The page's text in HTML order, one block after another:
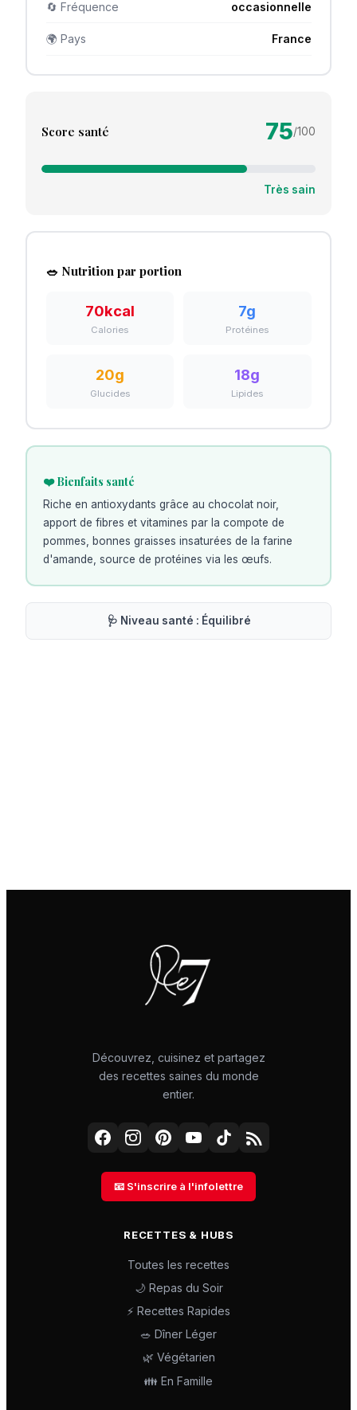
🔄 Fréquence occasionnelle
🌍 Pays France
Score santé 75/100
Très sain
🥗 Nutrition par portion
70kcal
Calories
7g
Protéines
20g
Glucides
18g
Lipides
❤️ Bienfaits santé
Riche en antioxydants grâce au chocolat noir,
apport de fibres et vitamines par la compote de
pommes, bonnes graisses insaturées de la farine
d'amande, source de protéines via les œufs.
🩺 Niveau santé : Équilibré
Découvrez, cuisinez et partagez
des recettes saines du monde
entier.
📧 S'inscrire à l'infolettre
RECETTES & HUBS
Toutes les recettes
🌙 Repas du Soir
⚡ Recettes Rapides
🥗 Dîner Léger
🌿 Végétarien
👪 En Famille